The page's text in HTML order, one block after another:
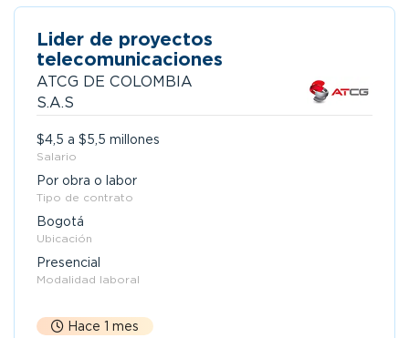
Lider de proyectos
telecomunicaciones
ATCG DE COLOMBIA
S.A.S
$4,5 a $5,5 millones
Salario
Por obra o labor
Tipo de contrato
Bogotá
Ubicación
Presencial
Modalidad laboral
Hace 1 mes